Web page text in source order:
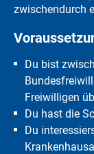
zwischendurch
Du bist
Freiwilligen
Du hast die
Du